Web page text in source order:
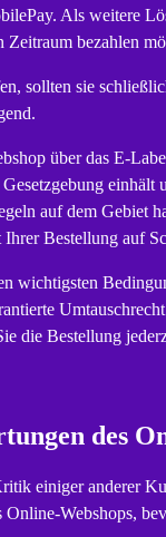
Als weitere
bezahlen
sollten sie
über das E-
auf dem Gebiet
Bestellung auf
wichtigsten
die Bestellung
des
einiger anderer
Webshops,